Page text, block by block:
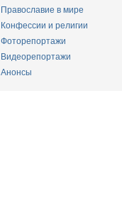
Православие в мире
Конфессии и религии
Фоторепортажи
Видеорепортажи
Анонсы